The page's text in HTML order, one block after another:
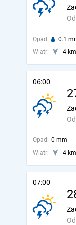
Opad: 0.1
Wiatr:
4
06:00
Opad: 0 mm
Wiatr:
4
07:00